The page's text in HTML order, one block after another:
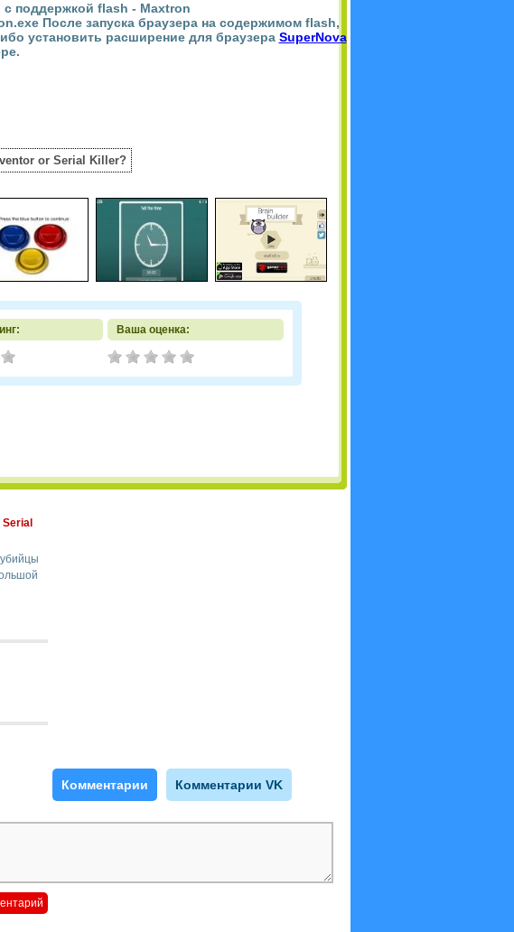
с поддержкой flash - Maxtron
После запуска браузера на содержимом flash,
установить расширение для браузера SuperNova
or Serial Killer?
Ваша оценка:
Комментарии Комментарии VK